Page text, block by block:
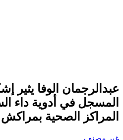
عبدالرجمان الوفا يثير
المسجل في أدوية داء
المراكز الصحية بمراكش
غير مصنف